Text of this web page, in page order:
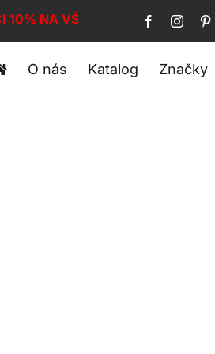
10% NA VŠE!
O nás Katalog Značky